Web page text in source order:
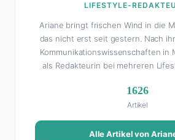
LIFESTYLE-
Ariane bringt frischen Wind in die
das nicht erst seit gestern. Nach
Kommunikationswissenschaften in
als Redakteurin bei mehreren
Als Lifestyle-Redakteurin schreibt
das Leben schöner macht: von
Reise-Tipps über Food-
Beziehungsratgebern, die auch
1626
Artikel
Alle Artikel von